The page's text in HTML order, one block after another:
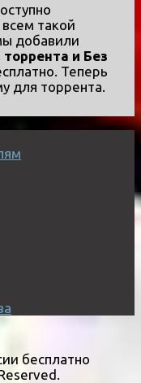
такой
добавили
торрента и Без
Теперь
для торрента.
бесплатно